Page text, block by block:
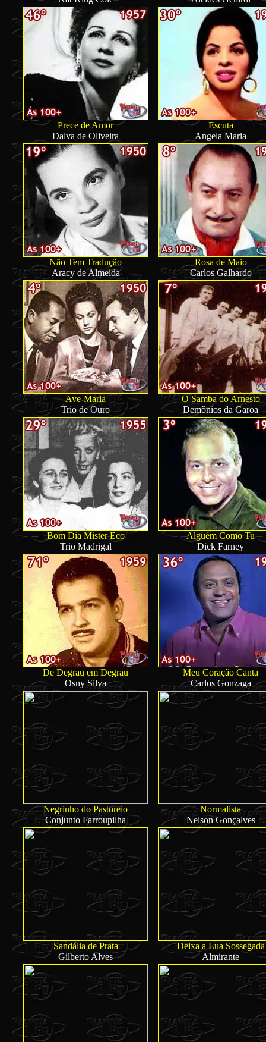
Prece de Amor
Dalva de Oliveira
Escuta
Angela Maria
Não Tem Tradução
Aracy de Almeida
Rosa de Maio
Carlos Galhardo
Ave-Maria
Trio de Ouro
O Samba do Arnesto
Demônios da Garoa
Bom Dia Mister Eco
Trio Madrigal
Alguém Como Tu
Dick Farney
De Degrau em Degrau
Osny Silva
Meu Coração Canta
Carlos Gonzaga
Negrinho do Pastoreio
Conjunto Farroupilha
Normalista
Nelson Gonçalves
Sandália de Prata
Gilberto Alves
Deixa a Lua Sossegada
Almirante